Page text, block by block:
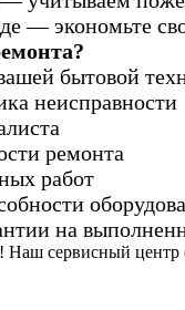
— экономьте
бытовой
неисправности
ремонта
работ
на
Наш сервисный